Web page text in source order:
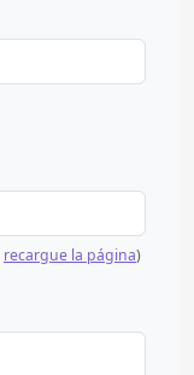
recargue la página)